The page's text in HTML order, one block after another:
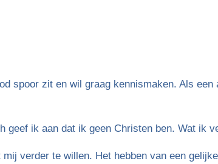
spoor zit en wil graag kennismaken. Als
geef ik aan dat ik geen Christen ben. Wat ik
verder te willen. Het hebben van een